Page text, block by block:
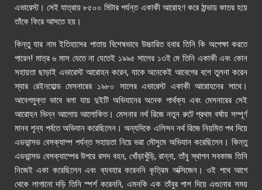
এভারেস্ট। সেই যাত্রায় ৮৫০০ মিটার পর্যন্ত একাকী আরোহণ করে ঠান্ডায় কাতর হয়ে
তাঁকে ফিরে আসতে হয়।
কিন্তু যার নাম ইতিহাসের পাতায় বিশেষভাবে উচ্চারিত হবার তিনি কি অপেক্ষা করতে
পারেন! মাত্র ৬ মাস যেতে না যেতেই ১৯৯৫ সালের ১৩ই মে তিনি একাকী এবং কোন
সহায়তা ছাড়াই এভারেস্ট আরোহন করেন, যাকে অনেকেই আবেগের বশে তুলনা করেন
স্যার রেইনহোল্ড মেসনারের ১৯৮০ সালের এভারেস্ট একাকী আরোহনের সাথে।
আবেগমুক্ত ভাবে বলা যায় দুইটি অভিযানের অনেক পার্থক্য এবং মেসনারের সেই
আরোহন ভিন্ন আলোয় আলোকিত। মেসনার নর্থ রিজে নতুন রুটে প্রথম বর্ষায় সম্পূর্ণ
মানব শূন্য পর্বতে অভিযান করেছিলেন। অন্যদিকে এলিসন নর্থ রিজে নিয়মিত পথ দিয়ে
এডভান্সড বেসক্যাম্প পর্যন্ত সহায়তা নিয়ে ভরা মৌসুমে অভিযান করেছিলেন। কিন্তু
এডভান্সড বেসক্যাম্পের উপরে রসদ বহন, খোঁড়াখুঁড়ি,রান্না,তাঁবু স্থাপন সবকাজ তিনি
নিজেই একা করেছিলেন এবং ব্যবহার করেননি কৃত্রিম অক্সিজেন। ওই পথে আগে
থেকে লাগানো দড়ি তিনি স্পর্শ করেননি, এমনকি এক তাঁবুর পাশ দিয়ে এগুনোর সময়